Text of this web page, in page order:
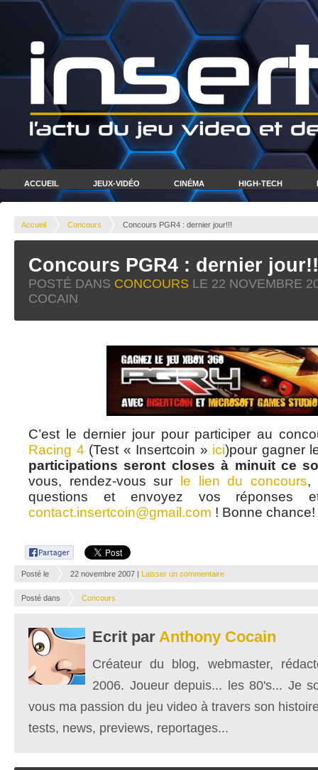
ACCUEIL JEUX-VIDÉO CINÉMA HIGH-TECH
Accueil Concours Concours PGR4 : dernier jour!!!
Concours PGR4 : dernier
POSTÉ DANS CONCOURS LE 22 NOVEMBRE
COCAIN
C’est le dernier jour pour participer au
Racing 4 (Test « Insertcoin » ici)pour gagner
participations seront closes à minuit ce
vous, rendez-vous sur
le lien du concours,
questions et envoyez vos réponses
contact.insertcoin@gmail.com ! Bonne chance!
Posté le 22 novembre 2007 | Laisser un commentaire
Posté dans Concours
Ecrit par Anthony Cocain
Créateur du blog, webmaster,
2006. Joueur depuis... les 80's... Je
vous ma passion du jeu video à travers son
tests, news, previews, reportages...